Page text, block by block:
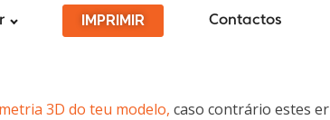
IMPRIMIR Contactos
3D do teu modelo, caso contrário estes